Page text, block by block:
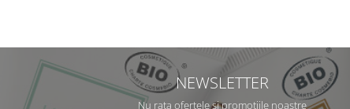
NEWSLETTER
Nu rata ofertele si promotiile noastre